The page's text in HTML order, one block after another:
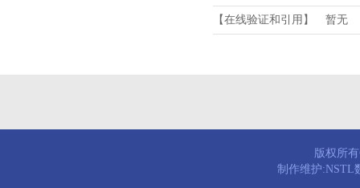
【在线验证和引用】 暂无
版权所
制作维护:NSTL